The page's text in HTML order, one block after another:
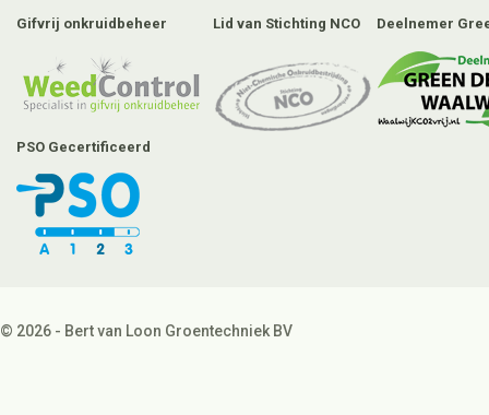
Gifvrij onkruidbeheer Lid van Stichting NCO Deelnemer
PSO Gecertificeerd
© 2026 - Bert van Loon Groentechniek BV